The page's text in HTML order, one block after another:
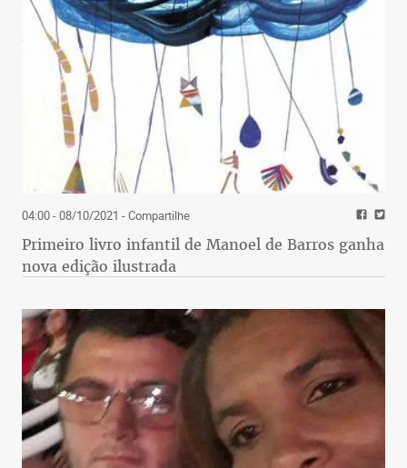
04:00 - 08/10/2021 - Compartilhe
Primeiro livro infantil de Manoel de Barros ganha
nova edição ilustrada